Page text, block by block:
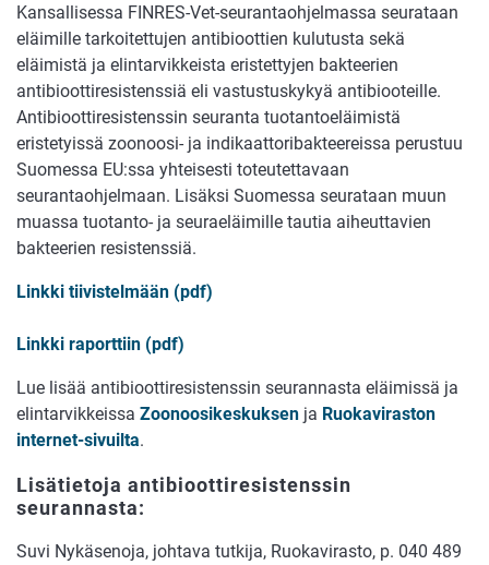
Kansallisessa FINRES-Vet-seurantaohjelmassa seurataan
eläimille tarkoitettujen antibioottien kulutusta sekä
eläimistä ja elintarvikkeista eristettyjen bakteerien
antibioottiresistenssiä eli vastustuskykyä antibiooteille.
Antibioottiresistenssin seuranta tuotantoeläimistä
eristetyissä zoonoosi- ja indikaattoribakteereissa perustuu
Suomessa EU:ssa yhteisesti toteutettavaan
seurantaohjelmaan. Lisäksi Suomessa seurataan muun
muassa tuotanto- ja seuraeläimille tautia aiheuttavien
bakteerien resistenssiä.
Linkki tiivistelmään (pdf)
Linkki raporttiin (pdf)
Lue lisää antibioottiresistenssin seurannasta eläimissä ja
elintarvikkeissa Zoonoosikeskuksen ja Ruokaviraston
internet-sivuilta.
Lisätietoja antibioottiresistenssin
seurannasta:
Suvi Nykäsenoja, johtava tutkija, Ruokavirasto, p. 040 489